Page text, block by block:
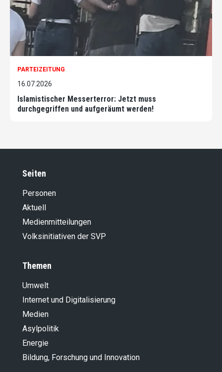
PARTEIZEITUNG
16.07.2026
Islamistischer Messerterror: Jetzt muss
durchgegriffen und aufgeräumt werden!
Seiten
Personen
Aktuell
Medienmitteilungen
Volksinitiativen der SVP
Themen
Umwelt
Internet und Digitalisierung
Medien
Asylpolitik
Energie
Bildung, Forschung und Innovation